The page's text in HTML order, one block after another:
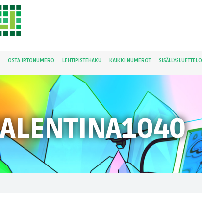
OSTA IRTONUMERO LEHTIPISTEHAKU KAIKKI NUMEROT SISÄLLYSLUETTELO